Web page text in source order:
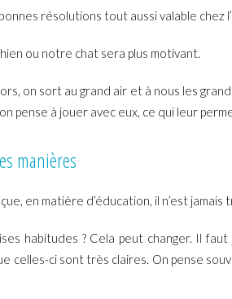
résolutions tout aussi valable chez
ou notre chat sera plus motivant.
on sort au grand air et à nous les
pense à jouer avec eux, ce qui leur
manières
en matière d’éducation, il n’est jamais
habitudes ? Cela peut changer. Il
celles-ci sont très claires. On pense